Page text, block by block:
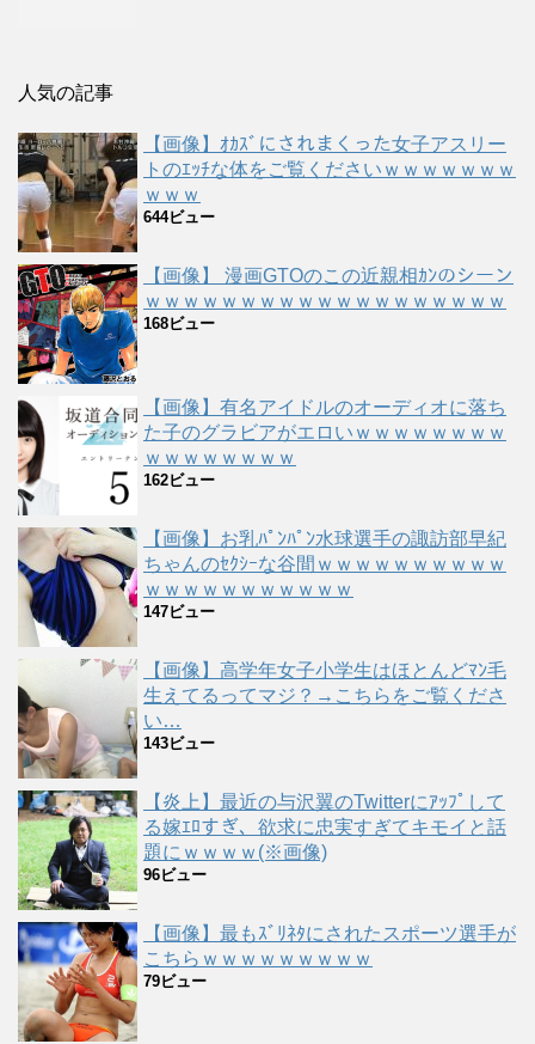
人気の記事
【画像】ｵｶｽﾞにされまくった女子アスリー
トのｴｯﾁな体をご覧くださいｗｗｗｗｗｗｗ
ｗｗｗ
644ビュー
【画像】 漫画GTOのこの近親相ｶﾝのシーン
ｗｗｗｗｗｗｗｗｗｗｗｗｗｗｗｗｗｗｗ
168ビュー
【画像】有名アイドルのオーディオに落ち
た子のグラビアがエロいｗｗｗｗｗｗｗｗ
ｗｗｗｗｗｗｗｗ
162ビュー
【画像】お乳ﾊﾟﾝﾊﾟﾝ水球選手の諏訪部早紀
ちゃんのｾｸｼｰな谷間ｗｗｗｗｗｗｗｗｗｗ
ｗｗｗｗｗｗｗｗｗｗｗ
147ビュー
【画像】高学年女子小学生はほとんどﾏﾝ毛
生えてるってマジ？→こちらをご覧くださ
い…
143ビュー
【炎上】最近の与沢翼のTwitterにｱｯﾌﾟして
る嫁ｴﾛすぎ、欲求に忠実すぎてキモイと話
題にｗｗｗｗ(※画像)
96ビュー
【画像】最もｽﾞﾘﾈﾀにされたスポーツ選手が
こちらｗｗｗｗｗｗｗｗｗ
79ビュー